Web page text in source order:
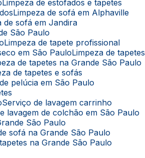
Limpeza de estofados e tapetes
Limpeza de sofá em Alphaville
de sofá em Jandira
São Paulo
Limpeza de tapete profissional
em São Paulo Limpeza de tapetes
de tapetes na Grande São Paulo
de tapetes e sofás
pelúcia em São Paulo
Serviço de lavagem carrinho
lavagem de colchão em São Paulo
São Paulo
sofá na Grande São Paulo
na Grande São Paulo